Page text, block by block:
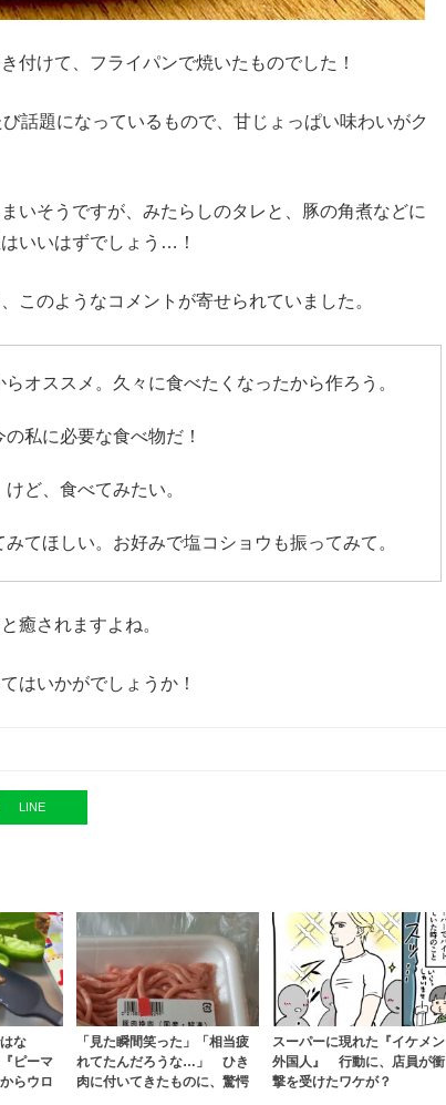
付けて、フライパンで焼いたものでした！
話題になっているもので、甘じょっぱい味わいがク
いそうですが、みたらしのタレと、豚の角煮などに
いいはずでしょう…！
このようなコメントが寄せられていました。
オススメ。久々に食べたくなったから作ろう。
私に必要な食べ物だ！
ど、食べてみたい。
てほしい。お好みで塩コショウも振ってみて。
癒されますよね。
はいかがでしょうか！
LINE
な
ピーマ
らウロ
「見た瞬間笑った」「相当疲
れてたんだろうな…」 ひき
肉に付いてきたものに、驚愕
スーパーに現れた『イケメン
外国人』 行動に、店員が衝
撃を受けたワケが？